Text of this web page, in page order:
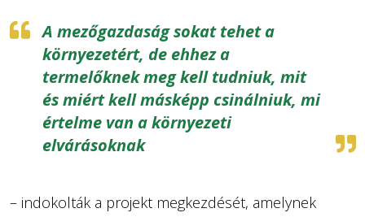
A mezőgazdaság sokat tehet a
környezetért, de ehhez a
termelőknek meg kell tudniuk, mit
és miért kell másképp csinálniuk, mi
értelme van a környezeti
elvárásoknak
– indokolták a projekt megkezdését, amelynek